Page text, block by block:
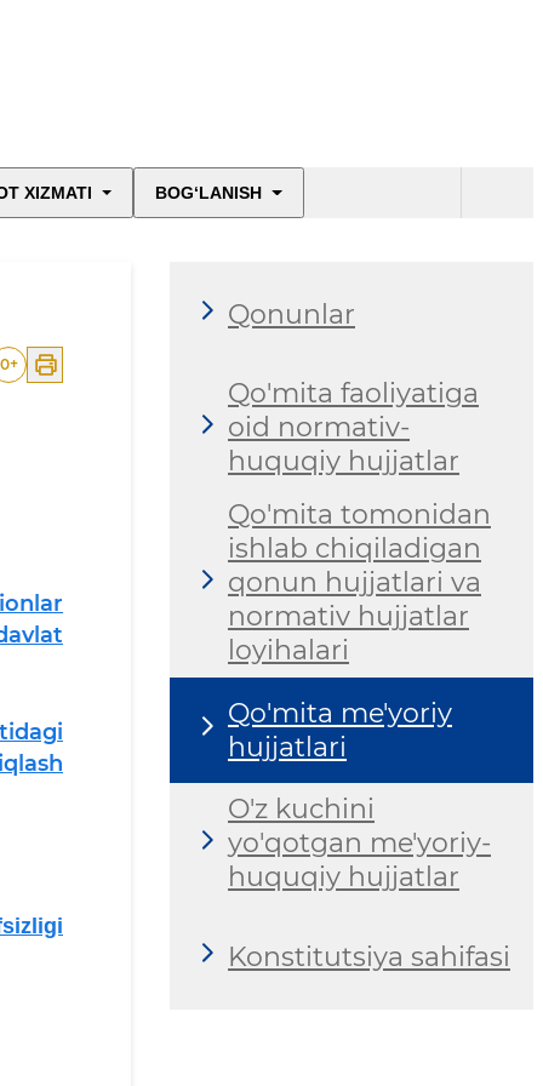
XIZMATI BOG‘LANISH
0+
Qonunlar
Qo'mita faoliyatiga
oid normativ-
huquqiy hujjatlar
Qo'mita tomonidan
ishlab chiqiladigan
qonun hujjatlari va
normativ hujjatlar
loyihalari
Qo'mita me'yoriy
hujjatlari
O'z kuchini
yo'qotgan me'yoriy-
huquqiy hujjatlar
Konstitutsiya sahifasi